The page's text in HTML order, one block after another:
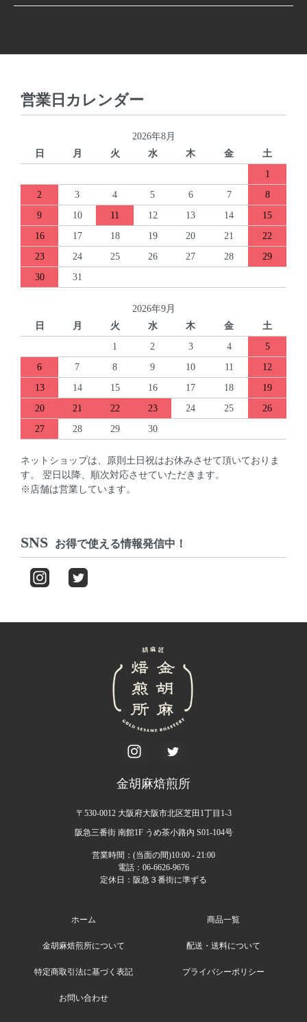
営業日カレンダー
2026年8月
日
月 火 水 木 金
土
1
2
3 4 5 6 7
8
9
10 11 12 13 14
15
16
17 18 19 20 21
22
23
24 25 26 27 28
29
30
31
2026年9月
日
月 火 水 木 金
土
1
2 3 4
5
6
7 8 9 10 11
12
13
14 15 16 17 18
19
20
21 22 23 24 25
26
27
28 29 30
ネットショップは、原則土日祝はお休みさせて頂いておりま
す。 翌日以降、順次対応させていただきます。
※店舗は営業しています。
SNS お得で使える情報発信中！
金胡麻焙煎所
〒530-0012 大阪府大阪市北区芝田1丁目1-3
阪急三番街 南館1F うめ茶小路内 S01-104号
営業時間：(当面の間)10:00 - 21:00
電話：06-6626-9676
定休日：阪急３番街に準ずる
ホーム 商品一覧
金胡麻焙煎所について 配送・送料について
特定商取引法に基づく表記 プライバシーポリシー
お問い合わせ